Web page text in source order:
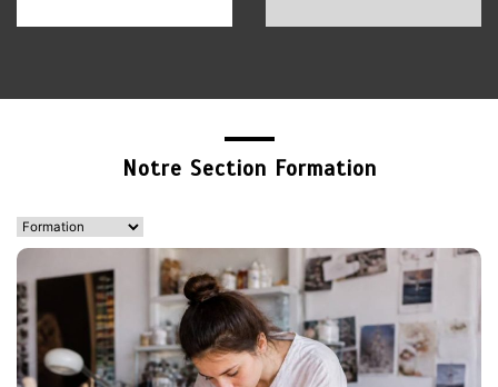
adultes : apprendre vite
et changer de voie
31 mai 2026
3
Formation de création de
bijoux : apprendre un
savoir-faire créatif
Notre Section Formation